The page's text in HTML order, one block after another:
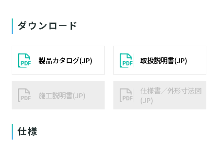
ダウンロード
製品カタログ(JP) 取扱説明書(JP)
施工説明書(JP)
仕様書／外形寸法図
(JP)
仕様